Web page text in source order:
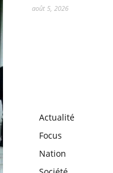
août 5, 2026
Actualité
Focus
Nation